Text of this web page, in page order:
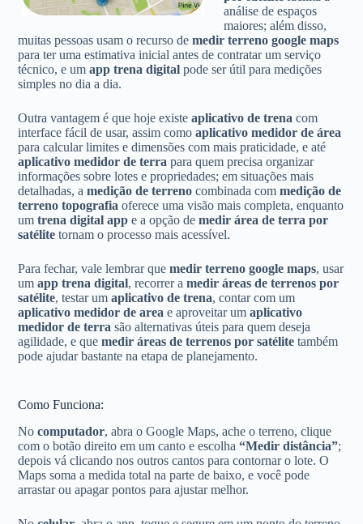
análise de espaços
maiores; além disso,
muitas pessoas usam o recurso demedir terreno google maps
para ter uma estimativa inicial antes de contratar um serviço
técnico, e umapp trena digital pode ser útil para medições
simples no dia a dia.
Outra vantagem é que hoje existeaplicativo de trena com
interface fácil de usar, assim comoaplicativo medidor de área
para calcular limites e dimensões com mais praticidade, e até
aplicativo medidor de terra para quem precisa organizar
informações sobre lotes e propriedades; em situações mais
detalhadas, amedição de terreno combinada commedição de
terreno topografia oferece uma visão mais completa, enquanto
umtrena digital app e a opção demedir área de terra por
satélite tornam o processo mais acessível.
Para fechar, vale lembrar quemedir terreno google maps, usar
umapp trena digital, recorrer amedir áreas de terrenos por
satélite, testar umaplicativo de trena, contar com um
aplicativo medidor de area e aproveitar umaplicativo
medidor de terra são alternativas úteis para quem deseja
agilidade, e quemedir áreas de terrenos por satélite também
pode ajudar bastante na etapa de planejamento.
Como Funciona:
Nocomputador, abra o Google Maps, ache o terreno, clique
com o botão direito em um canto e escolha“Medir distância”;
depois vá clicando nos outros cantos para contornar o lote. O
Maps soma a medida total na parte de baixo, e você pode
arrastar ou apagar pontos para ajustar melhor.